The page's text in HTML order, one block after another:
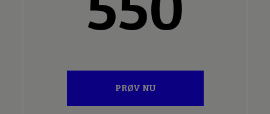
PRØV NU